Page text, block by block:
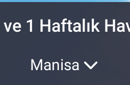
ve 1 Haftalık
Manisa